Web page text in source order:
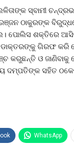
ସ୍ବାମୀ
ଠାକୁରଙ୍କ
ପୋଲିସ ଶକ୍ତିରେ
ଗିରଫ କରି
କରୁଛନ୍ତି ଓ ଜାଣିବାକୁ
ଦମ୍ପତିଙ୍କ ସହିତ
WhatsApp